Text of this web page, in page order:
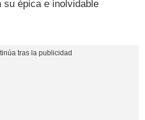
épica e inolvidable